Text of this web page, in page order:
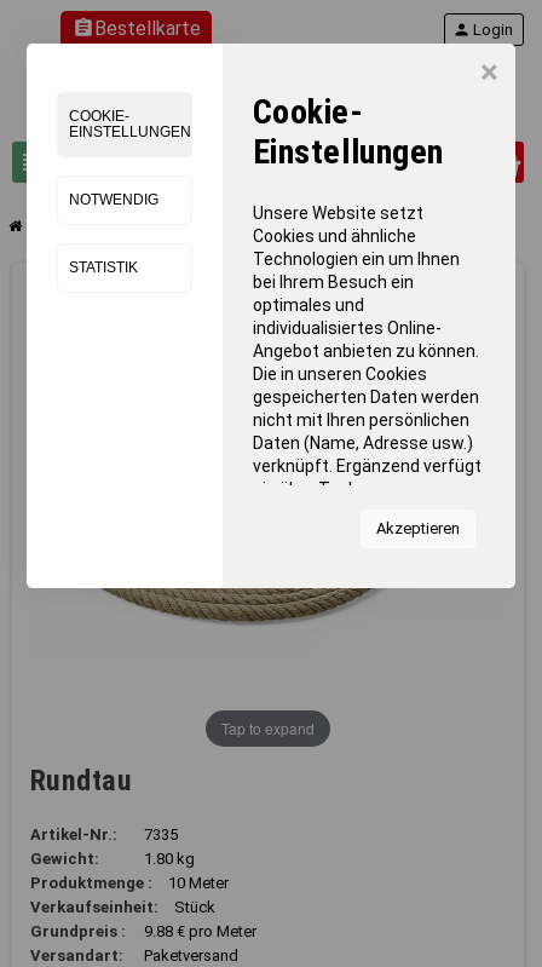
×
COOKIE-
EINSTELLUNGEN
NOTWENDIG
STATISTIK
Cookie-
Einstellungen
Unsere Website setzt
Cookies und ähnliche
Technologien ein um Ihnen
bei Ihrem Besuch ein
optimales und
individualisiertes Online-
Angebot anbieten zu können.
Die in unseren Cookies
gespeicherten Daten werden
nicht mit Ihren persönlichen
Daten (Name, Adresse usw.)
verknüpft. Ergänzend verfügt
sie über Tools von
Statistiken zur Nutzung
zum Anzeigen relevanter
Inhalte. Durch Klicken auf
den vorgenannten Zwecken
zu. Durch Klicken auf
Einstellungs- und
Akzeptieren
assignmentBestellkarte
view_headline search
person Login
chevron_right Rundtau
Tap to expand
Rundtau
Artikel-Nr.:
7335
Gewicht:
1.80 kg
Produktmenge :
10 Meter
Verkaufseinheit:
Stück
Grundpreis :
9.88 € pro Meter
Versandart:
Paketversand